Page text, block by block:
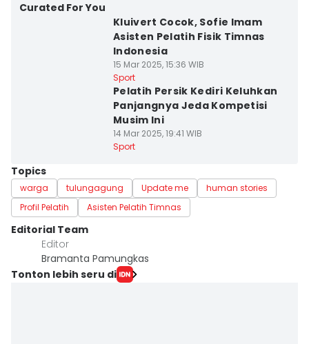
Curated For You
Kluivert Cocok, Sofie Imam
Asisten Pelatih Fisik Timnas
Indonesia
15 Mar 2025, 15:36 WIB
Sport
Pelatih Persik Kediri Keluhkan
Panjangnya Jeda Kompetisi
Musim Ini
14 Mar 2025, 19:41 WIB
Sport
Topics
warga tulungagung Update me
human stories
Profil Pelatih
Asisten Pelatih Timnas
Editorial Team
Editor
Bramanta Pamungkas
Tonton lebih seru di